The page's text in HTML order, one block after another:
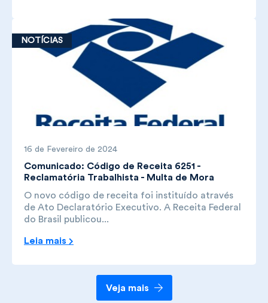
NOTÍCIAS
16 de Fevereiro de 2024
Comunicado: Código de Receita 6251 -
Reclamatória Trabalhista - Multa de Mora
O novo código de receita foi instituído através
de Ato Declaratório Executivo. A Receita Federal
do Brasil publicou...
Leia mais
Veja mais